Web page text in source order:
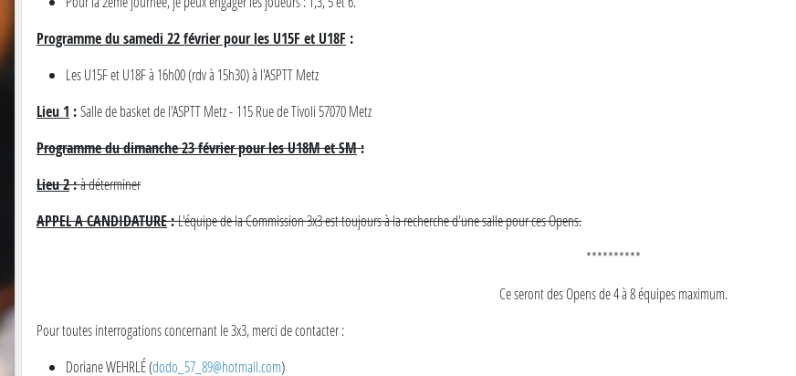
Programme du samedi 22 février pour les U15F et U18F :
Les U15F et U18F à 16h00 (rdv à 15h30) à l'ASPTT Metz
Lieu 1 :Salle de basket de l'ASPTT Metz - 115 Rue de Tivoli 57070 Metz
Programme du dimanche 23 février pour les U18M et SM:
Lieu 2:à déterminer
APPEL A CANDIDATURE:L'équipe de la Commission 3x3 est toujours à la recherche d'une salle pour ces Opens.
**********
Ce seront des Opens de 4 à 8 équipes maximum.
Pour toutes interrogations concernant le 3x3, merci de contacter :
Doriane WEHRLÉ (dodo_57_89@hotmail.com)